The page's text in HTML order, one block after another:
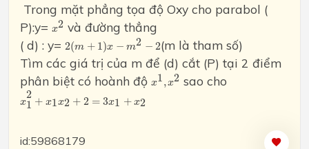
Trong mặt phẳng tọa độ Oxy cho parabol (
P):y= x2
x 2 và đường thẳng
( d) : y= 2(m + 1)x − m2 − 2
−m −2
(m là tham số)
Tìm các giá trị của m để (d) cắt (P) tại 2 điểm
phân biệt có hoành độ x1,x2
1 ,x 2 sao cho
x
2
1 + x1x2 + 2 = 3x1 + x2
x 1 2
id:59868179